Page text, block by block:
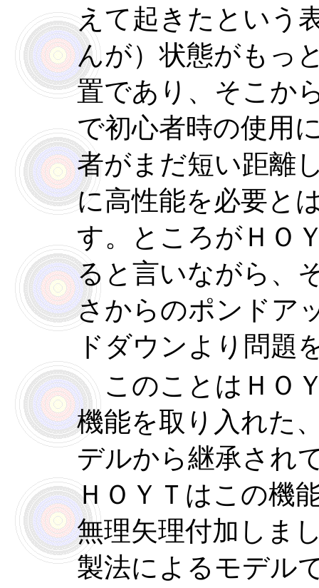
えて起きたという
んが）状態がもっ
置であり、そこか
で初心者時の使用
者がまだ短い距離
に高性能を必要と
す。ところがＨＯ
ると言いながら、
さからのポンドア
ドダウンより問題
このことはＨＯ
機能を取り入れた
デルから継承され
ＨＯＹＴはこの機
無理矢理付加しま
製法によるモデル